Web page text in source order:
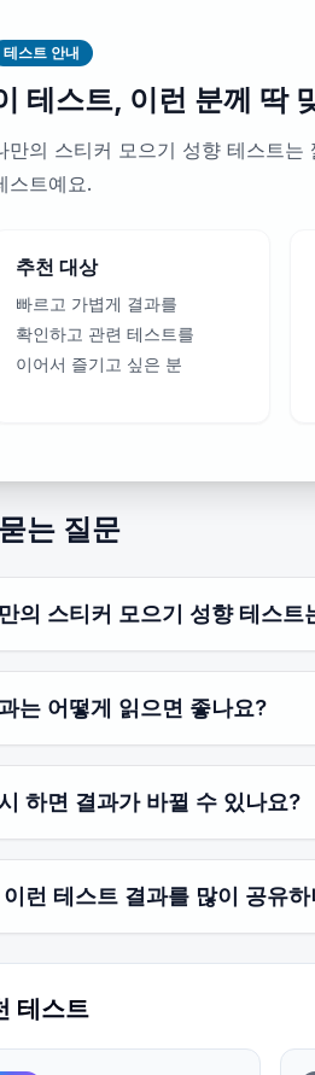
테스트 안내
테스트, 이런 분께 딱
만의 스티커 모으기 성향 테스트는
스트예요.
추천 대상
빠르고 가볍게 결과를
확인하고 관련 테스트를
이어서 즐기고 싶은 분
는 질문
의 스티커 모으기 성향 테스트
는 어떻게 읽으면 좋나요?
하면 결과가 바뀔 수 있나요?
런 테스트 결과를 많이 공유
테스트